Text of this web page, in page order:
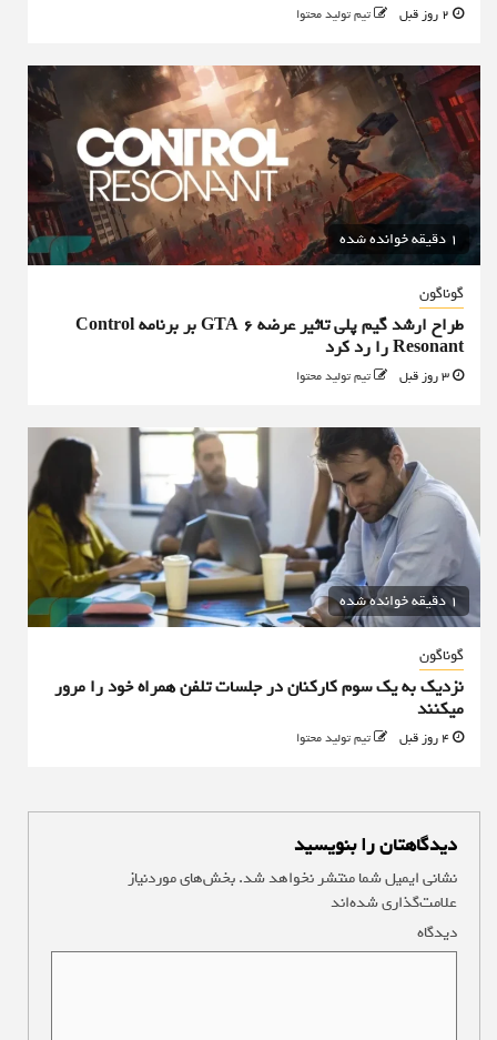
تیم تولید محتوا
1 دقیقه خوانده شده
گوناگون
طراح ارشد گیم پلی تاثیر عرضه GTA 6 بر برنامه Control
Resonant را رد کرد
تیم تولید محتوا
1 دقیقه خوانده شده
گوناگون
نزدیک به یک سوم کارکنان در جلسات تلفن همراه خود را مرور
میکنند
تیم تولید محتوا
دیدگاهتان را بنویسید
نشانی ایمیل شما منتشر نخواهد شد.بخش‌های موردنیاز
علامت‌گذاری شده‌اند
دیدگاه